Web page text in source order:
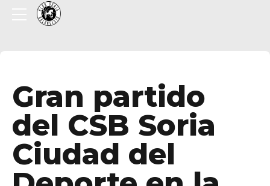
Gran partido
del CSB Soria
Ciudad del